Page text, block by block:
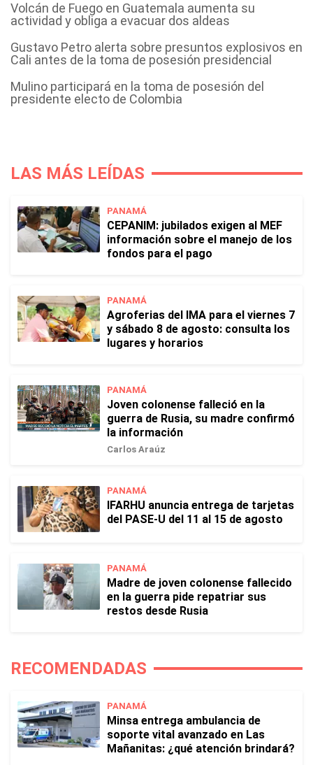
Volcán de Fuego en Guatemala aumenta su
actividad y obliga a evacuar dos aldeas
Gustavo Petro alerta sobre presuntos explosivos en
Cali antes de la toma de posesión presidencial
Mulino participará en la toma de posesión del
presidente electo de Colombia
LAS MÁS LEÍDAS
PANAMÁ
CEPANIM: jubilados exigen al MEF
información sobre el manejo de los
fondos para el pago
PANAMÁ
Agroferias del IMA para el viernes 7
y sábado 8 de agosto: consulta los
lugares y horarios
PANAMÁ
Joven colonense falleció en la
guerra de Rusia, su madre confirmó
la información
Carlos Araúz
PANAMÁ
IFARHU anuncia entrega de tarjetas
del PASE-U del 11 al 15 de agosto
PANAMÁ
Madre de joven colonense fallecido
en la guerra pide repatriar sus
restos desde Rusia
RECOMENDADAS
PANAMÁ
Minsa entrega ambulancia de
soporte vital avanzado en Las
Mañanitas: ¿qué atención brindará?